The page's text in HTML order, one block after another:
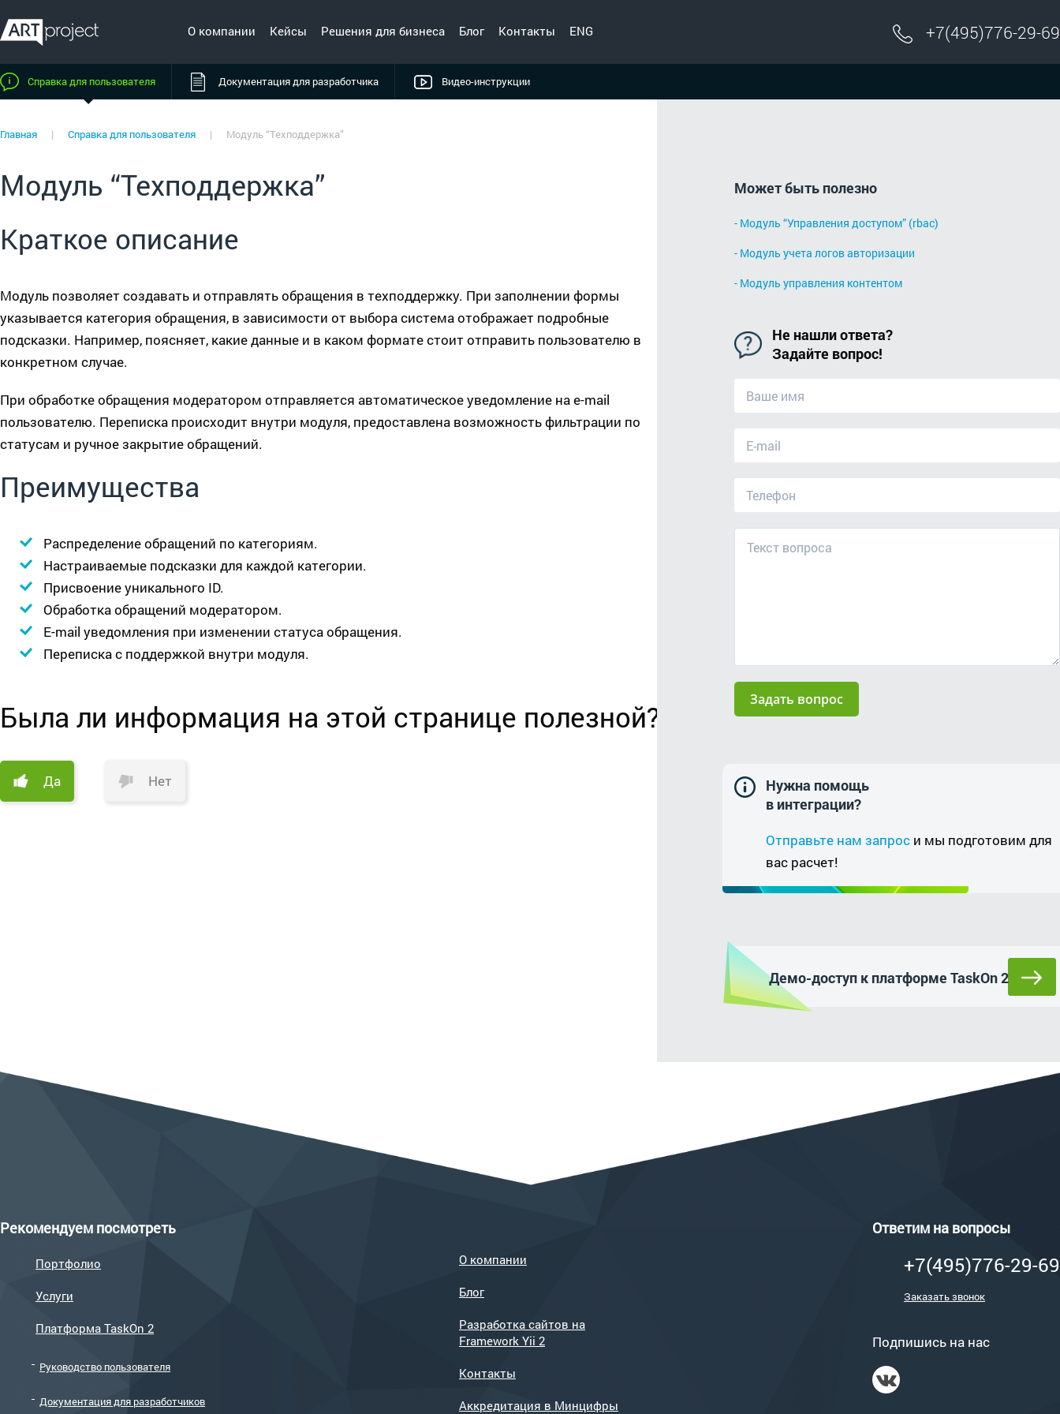
О компании Кейсы Решения для бизнеса Блог Контакты ENG +7(495)776-29-69
Справка для пользователя Документация для разработчика Видео-инструкции
Главная | Справка для пользователя | Модуль “Техподдержка”
Модуль “Техподдержка”
Краткое описание
Модуль позволяет создавать и отправлять обращения в техподдержку. При заполнении формы
указывается категория обращения, в зависимости от выбора система отображает подробные
подсказки. Например, поясняет, какие данные и в каком формате стоит отправить пользователю в
конкретном случае.
При обработке обращения модератором отправляется автоматическое уведомление на e-mail
пользователю. Переписка происходит внутри модуля, предоставлена возможность фильтрации по
статусам и ручное закрытие обращений.
Преимущества
Распределение обращений по категориям.
Настраиваемые подсказки для каждой категории.
Присвоение уникального ID.
Обработка обращений модератором.
E-mail уведомления при изменении статуса обращения.
Переписка с поддержкой внутри модуля.
Была ли информация на этой странице полезной?
Да Нет
Может быть полезно
- Модуль “Управления доступом” (rbac)
- Модуль учета логов авторизации
- Модуль управления контентом
Не нашли ответа?
Задайте вопрос!
Задать вопрос
Нужна помощь
в интеграции?
Отправьте нам запрос и мы подготовим для
вас расчет!
Демо-доступ к платформе TaskOn 2
Рекомендуем посмотреть
Портфолио
Услуги
Платформа TaskOn 2
Руководство пользователя
Документация для разработчиков
О компании
Блог
Разработка сайтов на
Framework Yii 2
Контакты
Аккредитация в Минцифры
Ответим на вопросы
+7(495)776-29-69
Заказать звонок
Подпишись на нас